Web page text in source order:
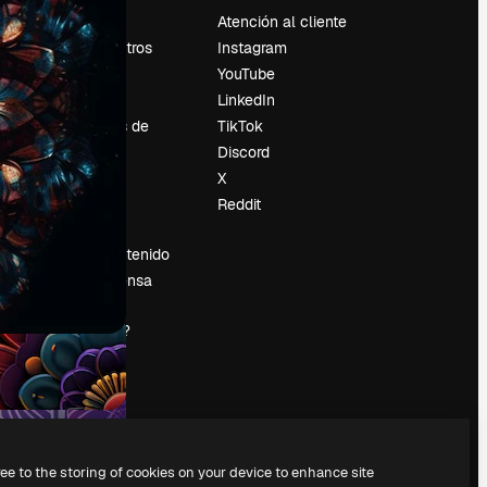
Precios
Sobre nosotros
Reviews
Empleo
Tendencias de
búsqueda
Blog
Eventos
Slidesgo
Vender contenido
Sala de prensa
magnific.ai?
Atención al cliente
Instagram
YouTube
LinkedIn
TikTok
Discord
X
Reddit
to the storing of cookies on your device to enhance site